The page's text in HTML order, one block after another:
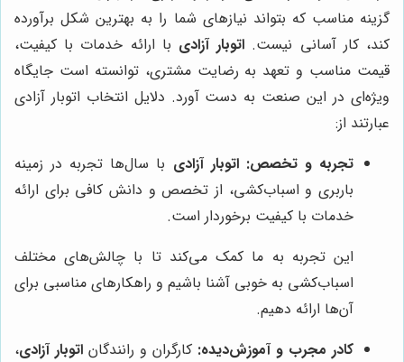
گزینه مناسب که بتواند نیازهای شما را به بهترین شکل برآورده
کند، کار آسانی نیست. اتوبار آزادی با ارائه خدمات با کیفیت،
قیمت مناسب و تعهد به رضایت مشتری، توانسته است جایگاه
ویژه‌ای در این صنعت به دست آورد. دلایل انتخاب اتوبار آزادی
عبارتند از:
تجربه و تخصص: اتوبار آزادی با سال‌ها تجربه در زمینه
باربری و اسباب‌کشی، از تخصص و دانش کافی برای ارائه
خدمات با کیفیت برخوردار است.
این تجربه به ما کمک می‌کند تا با چالش‌های مختلف
اسباب‌کشی به خوبی آشنا باشیم و راهکارهای مناسبی برای
آن‌ها ارائه دهیم.
کادر مجرب و آموزش‌دیده: کارگران و رانندگان اتوبار آزادی،